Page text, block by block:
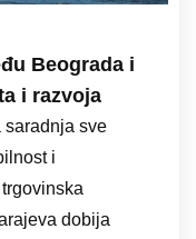
Beograda i
i razvoja
saradnja sve
i
dobija